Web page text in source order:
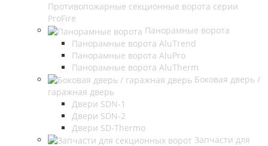
Противопожарные секционные ворота серии
ProFire
Панорамные ворота
Панорамные ворота AluTrend
Панорамные ворота AluPro
Панорамные ворота AluTherm
Боковая дверь /
гаражная дверь
Двери SDN-1
Двери SDN-2
Двери SD-Thermo
Запчасти для